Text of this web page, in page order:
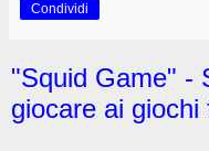
Condividi
"Squid Game" -
giocare ai giochi